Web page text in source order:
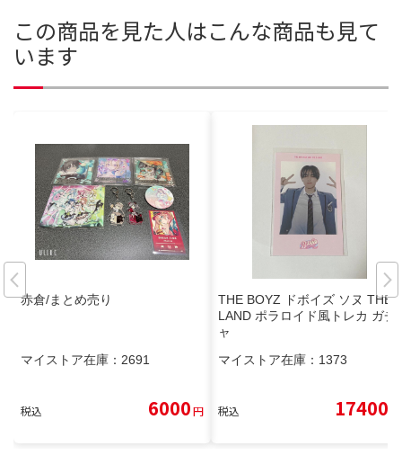
この商品を見た人はこんな商品も見て
います
赤倉/まとめ売り
マイストア在庫： 2691
税込 6000円
THE BOYZ ドボイズ ソヌ THEB
LAND ポラロイド風トレカ ガチ
ャ
マイストア在庫： 1373
税込 17400